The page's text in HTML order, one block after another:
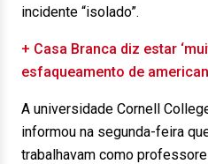
incidente “isolado”.
+ Casa Branca diz estar
esfaqueamento de
A universidade Cornell
informou na segunda-feira
trabalhavam como